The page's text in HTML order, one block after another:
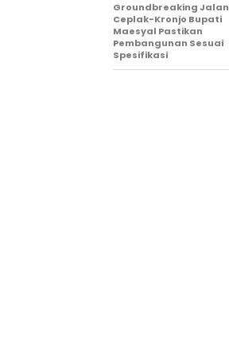
Groundbreaking Jalan
Ceplak-Kronjo Bupati
Maesyal Pastikan
Pembangunan Sesuai
Spesifikasi